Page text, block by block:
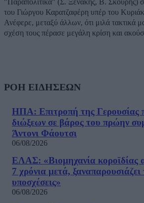
"Παραπολιτικά" (Σ. Ξενάκης, Β. Σκουρής)
του Γιώργου Καρατζαφέρη υπέρ του
Ανέφερε, μεταξύ άλλων, ότι μιλά τακτικά
σχέση τους πέρασε μεγάλη κρίση και
ΡΟΗ ΕΙΔΗΣΕΩΝ
ΗΠΑ: Επιτροπή της Γερουσίας
διώξεων σε βάρος του πρώην
Άντονι Φάουτσι
06/08/2026
ΕΛΑΣ: «Βιομηχανία
7 χρόνια μετά, ξαναπαρουσιάζει
υποσχέσεις»
06/08/2026